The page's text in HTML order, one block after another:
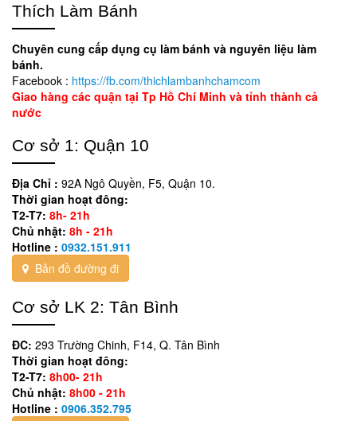
Thích Làm Bánh
Chuyên cung cấp dụng cụ làm bánh và nguyên liệu làm
bánh.
Facebook : https://fb.com/thichlambanhchamcom
Giao hàng các quận tại Tp Hồ Chí Minh và tỉnh thành cả
nước
Cơ sở 1: Quận 10
Địa Chỉ : 92A Ngô Quyền, F5, Quận 10.
Thời gian hoạt đông:
T2-T7: 8h- 21h
Chủ nhật: 8h - 21h
Hotline : 0932.151.911
Bản đồ đường đi
Cơ sở LK 2: Tân Bình
ĐC: 293 Trường Chinh, F14, Q. Tân Bình
Thời gian hoạt đông:
T2-T7: 8h00- 21h
Chủ nhật: 8h00 - 21h
Hotline : 0906.352.795